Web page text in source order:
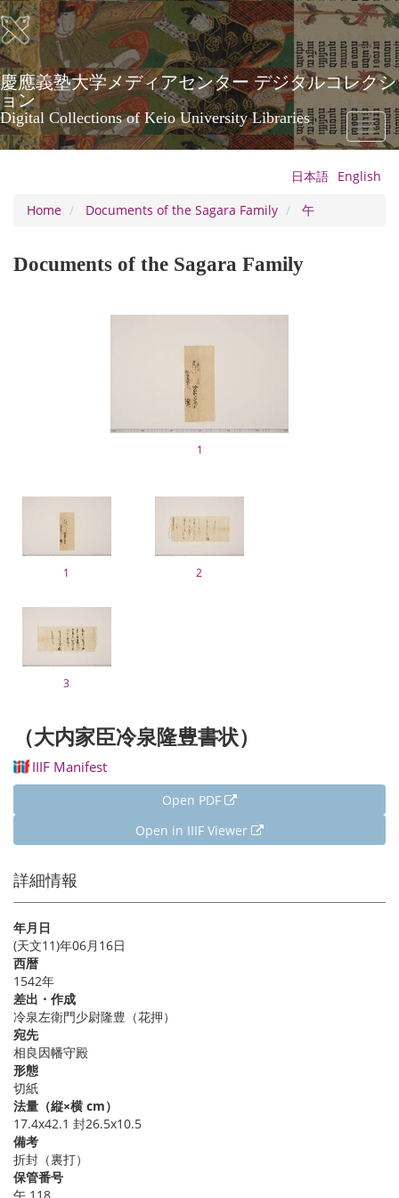
Skip
to
main
content
慶應義塾大学メディアセンター デジタルコレクシ
ョン
Digital Collections of Keio University Libraries
Toggle
日本語 English
Home
Documents of the Sagara Family 午
Documents of the Sagara Family
1
1 2
3
（大内家臣冷泉隆豊書状）
IIIF Manifest
Open PDF
Open in IIIF Viewer
詳細情報
年月日
(天文11)年06月16日
西暦
1542年
差出・作成
冷泉左衛門少尉隆豊（花押）
宛先
相良因幡守殿
形態
切紙
法量（縦×横 cm）
17.4x42.1 封26.5x10.5
備考
折封（裏打）
保管番号